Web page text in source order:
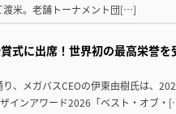
渡米。老舗トーナメント団[…]
式に出席！世界初の最高栄誉を
、メガバスCEOの伊東由樹氏は、
インアワード2026「ベスト・オブ・